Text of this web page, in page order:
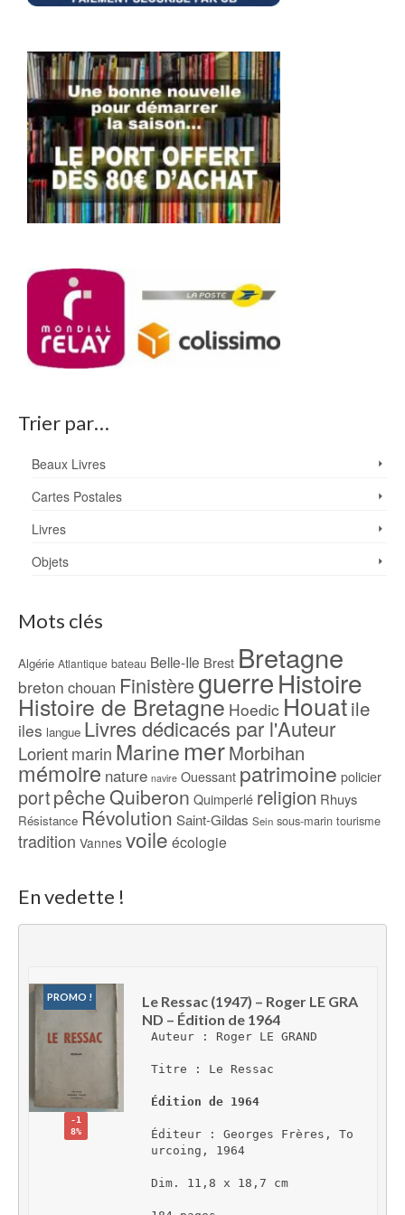
Trier par…
Beaux Livres
Cartes Postales
Livres
Objets
Mots clés
Algérie Atlantique bateau Belle-Ile Brest Bretagne
breton chouan FinistèreguerreHistoire
Histoire de Bretagne Hoedic Houatile
iles langue Livres dédicacés par l'Auteur
Lorientmarin Marine merMorbihan
mémoire nature navire Ouessant patrimoine policier
portpêcheQuiberon Quimperlé religion Rhuys
Résistance Révolution Saint-Gildas Sein sous-marin tourisme
tradition Vannes voile écologie
En vedette !
PROMO !
-1
8%
Le Ressac (1947) – Roger LE GRA
ND – Édition de 1964
Auteur : Roger LE GRAND
Titre : Le Ressac
Édition de 1964
Éditeur : Georges Frères, To
urcoing, 1964
Dim. 11,8 x 18,7 cm